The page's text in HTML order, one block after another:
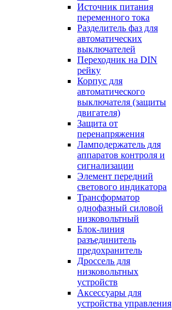
Источник питания
переменного тока
Разделитель фаз для
автоматических
выключателей
Переходник на DIN
рейку
Корпус для
автоматического
выключателя (защиты
двигателя)
Защита от
перенапряжения
Ламподержатель для
аппаратов контроля и
сигнализации
Элемент передний
светового индикатора
Трансформатор
однофазный силовой
низковольтный
Блок-линия
разъединитель
предохранитель
Дроссель для
низковольтных
устройств
Аксессуары для
устройства управления